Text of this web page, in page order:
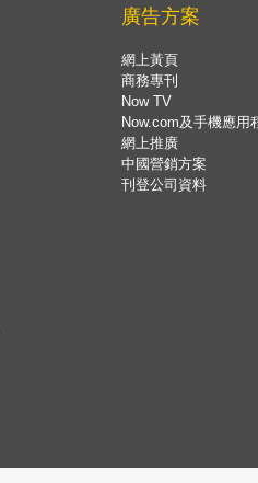
廣告方案
網上黃頁
商務專刊
Now TV
Now.com及手機應用
網上推廣
中國營銷方案
刊登公司資料